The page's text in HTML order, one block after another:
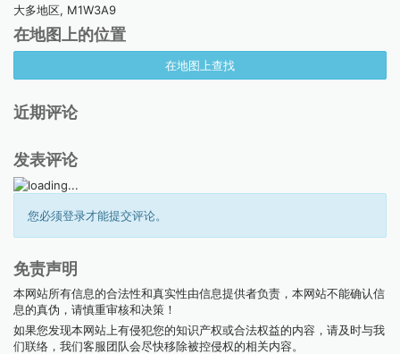
大多地区, M1W3A9
在地图上的位置
在地图上查找
近期评论
发表评论
您必须登录才能提交评论。
免责声明
本网站所有信息的合法性和真实性由信息提供者负责，本网站不能确认信
息的真伪，请慎重审核和决策！
如果您发现本网站上有侵犯您的知识产权或合法权益的内容，请及时与我
们联络，我们客服团队会尽快移除被控侵权的相关内容。